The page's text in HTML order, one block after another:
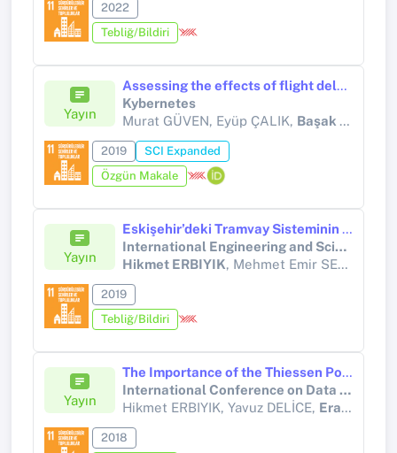
2022
Tebliğ/Bildiri
Yayın
Assessing the effects of flight delays, distance, number of passengers and seasonality on revenue
Kybernetes
Murat GÜVEN, Eyüp ÇALIK, Başak ÇETİNGÜÇ
2019
SCI Expanded
Özgün Makale
Yayın
Eskişehir’deki Tramvay Sisteminin Aynı Sistem Özellikleri Kullanan Diğer İllere Göre Karşılaştırılarak QFD Uygulaması İle İyileştirilmesi
International Engineering and Science Symposium’19
Hikmet ERBIYIK, Mehmet Emir SERHATLI
2019
Tebliğ/Bildiri
Yayın
The Importance of the Thiessen Polygon Method that is one of theData Analysis Methods of the Geographic Information Systems(GIS) in Defining the High Capacity Mass Transportation Routes
International Conference on Data Science and Applications (ICONDATA 2018
Hikmet ERBIYIK, Yavuz DELİCE, Eray CAN
2018